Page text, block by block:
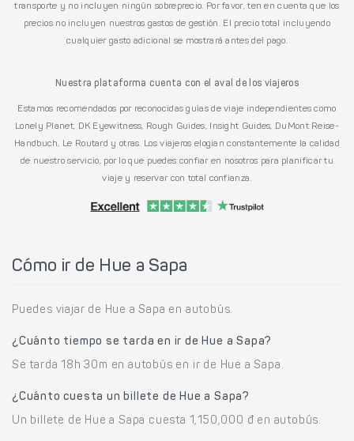
transporte y no incluyen ningún sobreprecio. Por favor, ten en cuenta que los
precios no incluyen nuestros gastos de gestión. El precio total incluyendo
cualquier gasto adicional se mostrará antes del pago.
Nuestra plataforma cuenta con el aval de los viajeros
Estamos recomendados por reconocidas guías de viaje independientes como
Lonely Planet, DK Eyewitness, Rough Guides, Insight Guides, DuMont Reise-
Handbuch, Le Routard y otras. Los viajeros elogian constantemente la calidad
de nuestro servicio, por lo que puedes confiar en nosotros para planificar tu
viaje y reservar con total confianza.
Cómo ir de Hue a Sapa
Puedes viajar de Hue a Sapa en autobús.
¿Cuánto tiempo se tarda en ir de Hue a Sapa?
Se tarda 18h 30m en autobús en ir de Hue a Sapa.
¿Cuánto cuesta un billete de Hue a Sapa?
Un billete de Hue a Sapa cuesta 1,150,000 đ en autobús.